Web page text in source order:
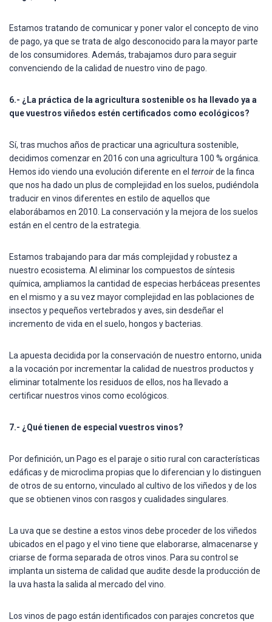
Estamos tratando de comunicar y poner valor el concepto de vino
de pago, ya que se trata de algo desconocido para la mayor parte
de los consumidores. Además, trabajamos duro para seguir
convenciendo de la calidad de nuestro vino de pago.
6.- ¿La práctica de la agricultura sostenible os ha llevado ya a
que vuestros viñedos estén certificados como ecológicos?
Sí, tras muchos años de practicar una agricultura sostenible,
decidimos comenzar en 2016 con una agricultura 100 % orgánica.
Hemos ido viendo una evolución diferente en el terroirde la finca
que nos ha dado un plus de complejidad en los suelos, pudiéndola
traducir en vinos diferentes en estilo de aquellos que
elaborábamos en 2010. La conservación y la mejora de los suelos
están en el centro de la estrategia.
Estamos trabajando para dar más complejidad y robustez a
nuestro ecosistema. Al eliminar los compuestos de síntesis
química, ampliamos la cantidad de especias herbáceas presentes
en el mismo y a su vez mayor complejidad en las poblaciones de
insectos y pequeños vertebrados y aves, sin desdeñar el
incremento de vida en el suelo, hongos y bacterias.
La apuesta decidida por la conservación de nuestro entorno, unida
a la vocación por incrementar la calidad de nuestros productos y
eliminar totalmente los residuos de ellos, nos ha llevado a
certificar nuestros vinos como ecológicos.
7.- ¿Qué tienen de especial vuestros vinos?
Por definición, un Pago es el paraje o sitio rural con características
edáficas y de microclima propias que lo diferencian y lo distinguen
de otros de su entorno, vinculado al cultivo de los viñedos y de los
que se obtienen vinos con rasgos y cualidades singulares.
La uva que se destine a estos vinos debe proceder de los viñedos
ubicados en el pago y el vino tiene que elaborarse, almacenarse y
criarse de forma separada de otros vinos. Para su control se
implanta un sistema de calidad que audite desde la producción de
la uva hasta la salida al mercado del vino.
Los vinos de pago están identificados con parajes concretos que